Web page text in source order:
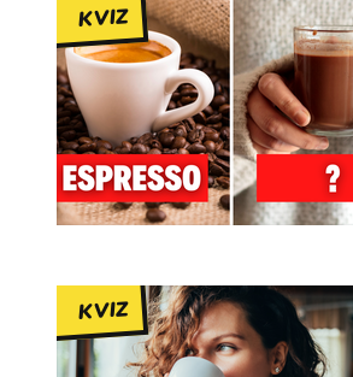
KVIZ
KVIZ